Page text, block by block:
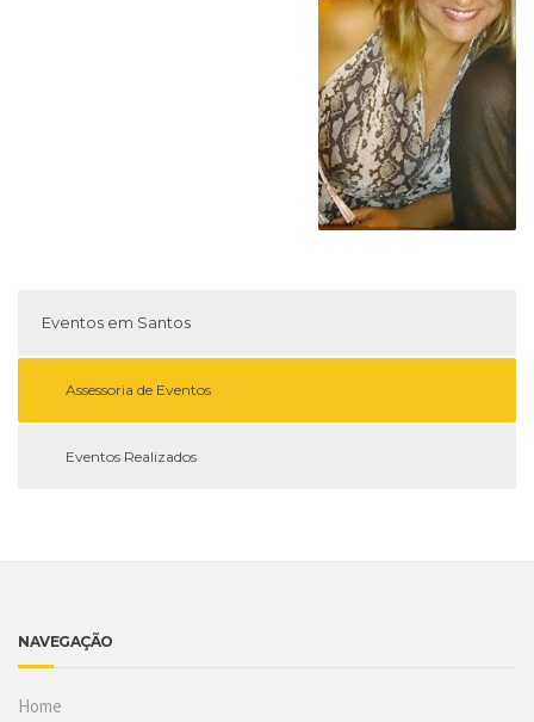
Eventos em Santos
Assessoria de Eventos
Eventos Realizados
NAVEGAÇÃO
Home